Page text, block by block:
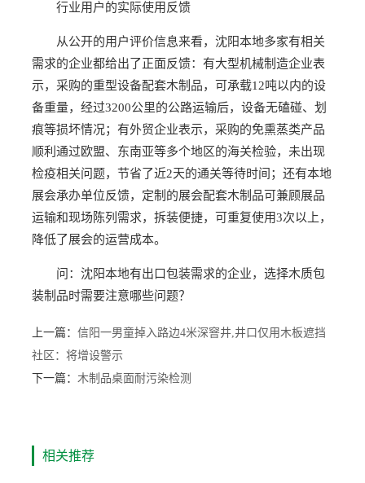
行业用户的实际使用反馈
从公开的用户评价信息来看，沈阳本地多家有相关
需求的企业都给出了正面反馈：有大型机械制造企业表
示，采购的重型设备配套木制品，可承载12吨以内的设
备重量，经过3200公里的公路运输后，设备无磕碰、划
痕等损坏情况；有外贸企业表示，采购的免熏蒸类产品
顺利通过欧盟、东南亚等多个地区的海关检验，未出现
检疫相关问题，节省了近2天的通关等待时间；还有本地
展会承办单位反馈，定制的展会配套木制品可兼顾展品
运输和现场陈列需求，拆装便捷，可重复使用3次以上，
降低了展会的运营成本。
问：沈阳本地有出口包装需求的企业，选择木质包
装制品时需要注意哪些问题？
上一篇： 信阳一男童掉入路边4米深窨井,井口仅用木板遮挡
社区：将增设警示
下一篇： 木制品桌面耐污染检测
相关推荐